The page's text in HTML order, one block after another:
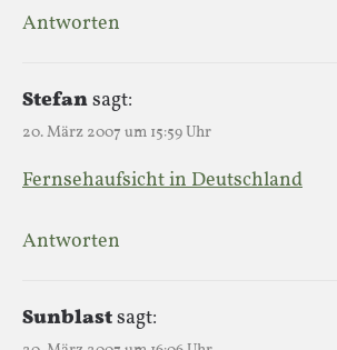
Antworten
Stefansagt:
20. März 2007 um 15:59 Uhr
Fernsehaufsicht in Deutschland
Antworten
Sunblastsagt: